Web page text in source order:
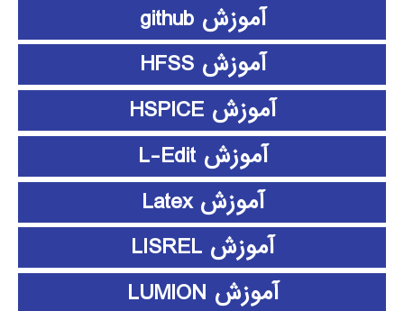
آموزش github
آموزش HFSS
آموزش HSPICE
آموزش L-Edit
آموزش Latex
آموزش LISREL
آموزش LUMION